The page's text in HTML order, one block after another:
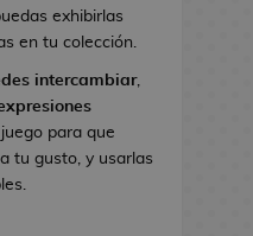
exhibirlas
en tu colección.
intercambiar,
para que
tu gusto, y usarlas